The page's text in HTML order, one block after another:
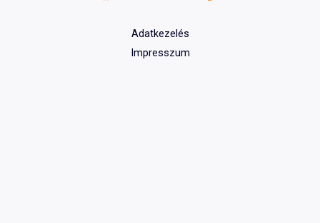
Adatkezelés
Impresszum